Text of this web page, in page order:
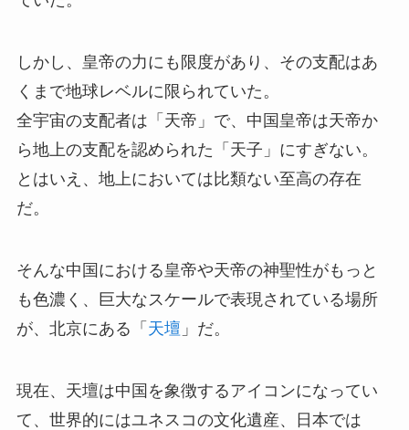
しかし、皇帝の力にも限度があり、その支配はあ
くまで地球レベルに限られていた。
全宇宙の支配者は「天帝」で、中国皇帝は天帝か
ら地上の支配を認められた「天子」にすぎない。
とはいえ、地上においては比類ない至高の存在
だ。
そんな中国における皇帝や天帝の神聖性がもっと
も色濃く、巨大なスケールで表現されている場所
が、北京にある「 天壇 」だ。
現在、天壇は中国を象徴するアイコンになってい
て、世界的にはユネスコの文化遺産、日本では